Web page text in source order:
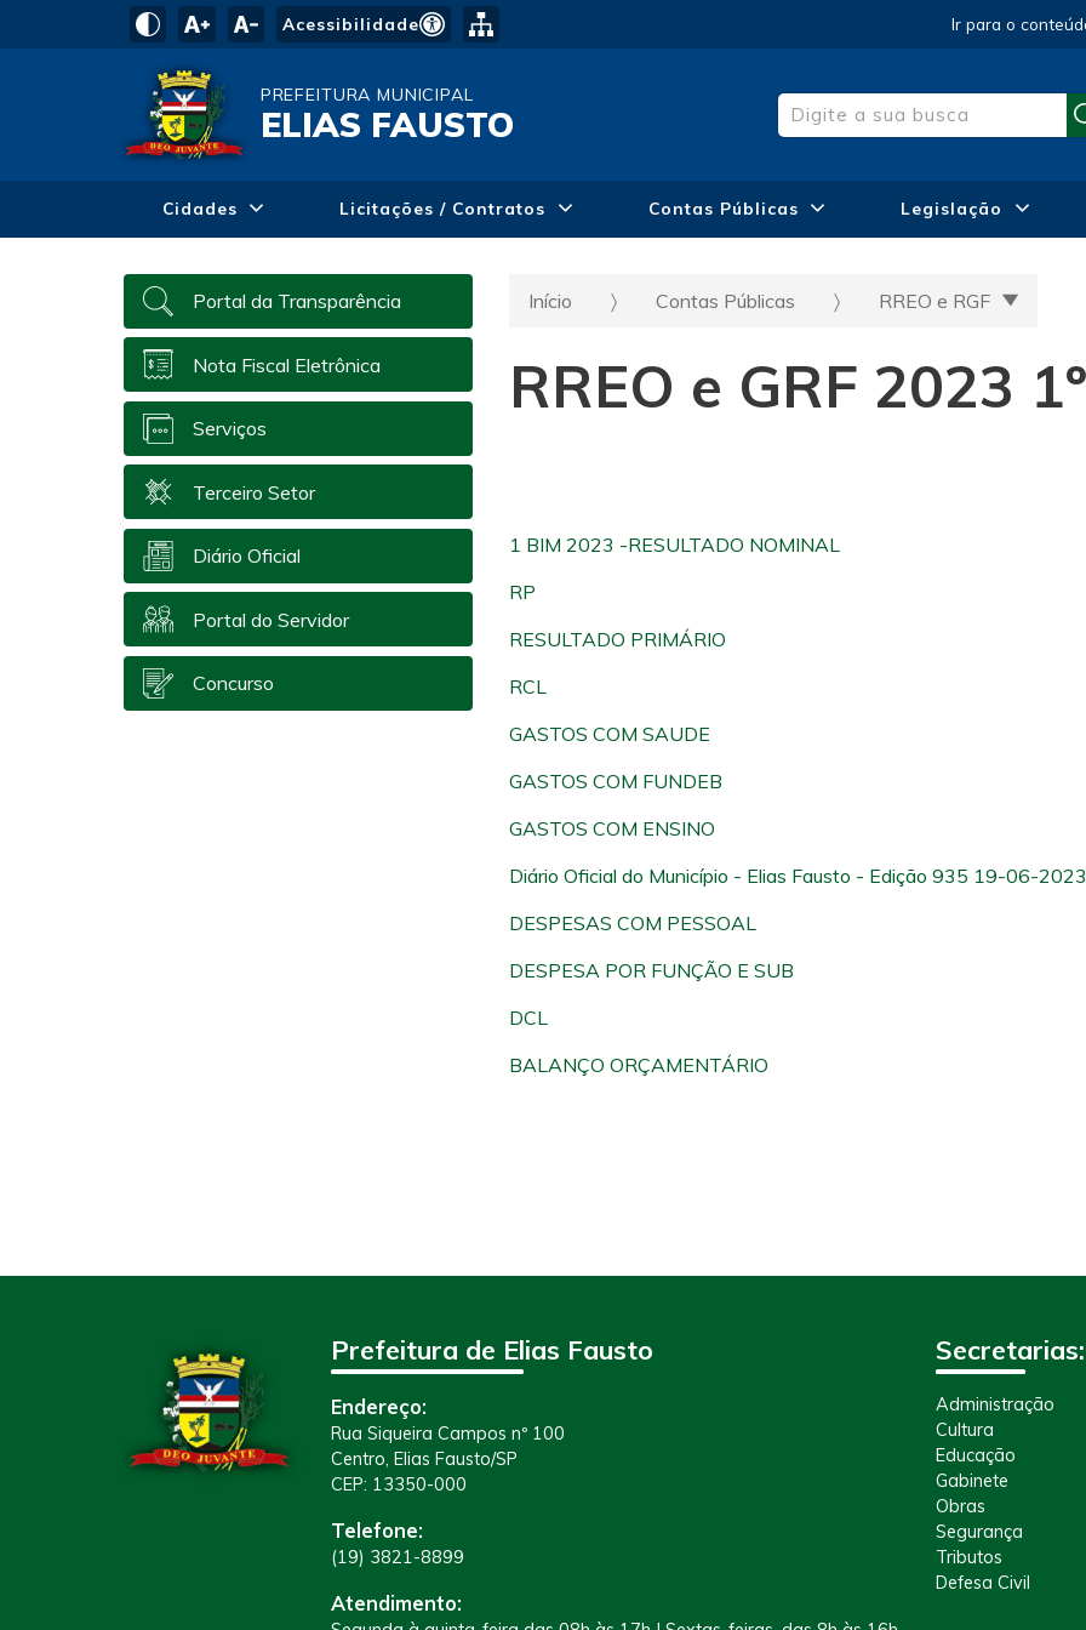
Acessibilidade Ir para o
PREFEITURA MUNICIPAL
ELIAS FAUSTO
Cidades Licitações / Contratos Contas Públicas Legislação
Portal da Transparência
Nota Fiscal Eletrônica
Serviços
Terceiro Setor
Diário Oficial
Portal do Servidor
Concurso
Início Contas Públicas RREO e RGF
RREO e GRF 2023
1 BIM 2023 -RESULTADO NOMINAL
RP
RESULTADO PRIMÁRIO
RCL
GASTOS COM SAUDE
GASTOS COM FUNDEB
GASTOS COM ENSINO
Diário Oficial do Município - Elias Fausto - Edição 935 19-06-2023
DESPESAS COM PESSOAL
DESPESA POR FUNÇÃO E SUB
DCL
BALANÇO ORÇAMENTÁRIO
Prefeitura de Elias Fausto
Endereço:
Rua Siqueira Campos nº 100
Centro, Elias Fausto/SP
CEP: 13350-000
Telefone:
(19) 3821-8899
Atendimento:
Secretarias:
Administração
Cultura
Educação
Gabinete
Obras
Segurança
Tributos
Defesa Civil